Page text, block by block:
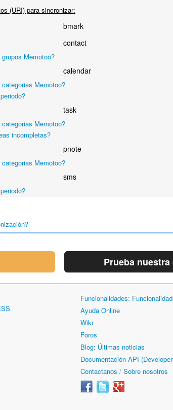
(URI) para sincronizar:
bmark
contact
Memotoo?
calendar
Memotoo?
task
Memotoo?
incompletas?
pnote
Memotoo?
sms
Prueba nuestra
Funcionalidades:
Ayuda Online
Wiki
Foros
Blog: Últimas noticias
Documentación API
Contactanos / Sobre nosotros